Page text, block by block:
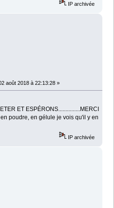
IP archivée
août 2018 à 22:13:28 »
ET ESPÉRONS...............MERCI
poudre, en gélule je vois qu'il y en
IP archivée